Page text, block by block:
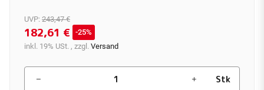
UVP: 243,47 €
182,61 €
25%
inkl. 19% USt. , zzgl. Versand
Stk